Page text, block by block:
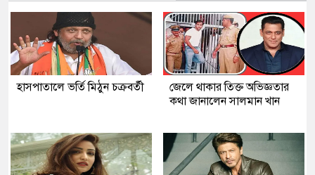
হাসপাতালে ভর্তি মিঠুন চক্রবর্তী
জেলে থাকার তিক্ত অভিজ্ঞতার
কথা জানালেন সালমান খান